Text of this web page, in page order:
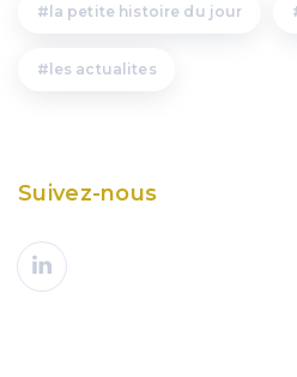
la petite histoire du jour
les actualites
Suivez-nous